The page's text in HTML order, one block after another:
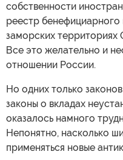
собственности
реестр бенефициарного
заморских территориях
Все это желательно и
отношении России.
Но одних только
законы о вкладах
оказалось намного
Непонятно, насколько
применяться новые